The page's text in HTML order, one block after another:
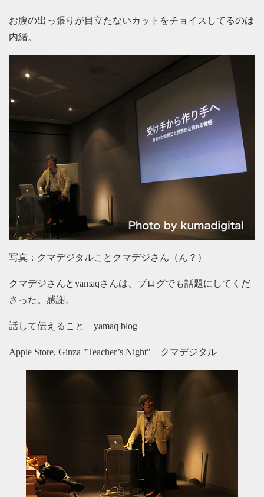
お腹の出っ張りが目立たないカットをチョイスしてるのは
内緒。
写真：クマデジタルことクマデジさん（ん？）
クマデジさんとyamaqさんは、ブログでも話題にしてくだ
さった。感謝。
話して伝えること yamaq blog
Apple Store, Ginza "Teacher’s Night" クマデジタル